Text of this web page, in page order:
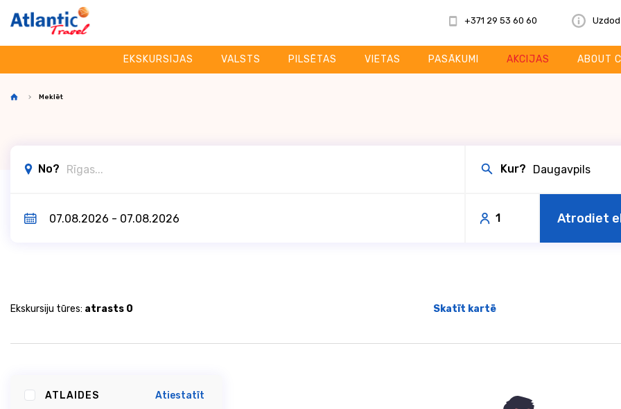
+371 29 53 60 60
EKSKURSIJAS VALSTS PILSĒTAS VIETAS PASĀKUMI AKCIJAS ABOUT
Meklēt
No? Kur?
1 Atrodiet
Ekskursiju tūres: atrasts 0 Skatīt kartē
ATLAIDES Atiestatīt